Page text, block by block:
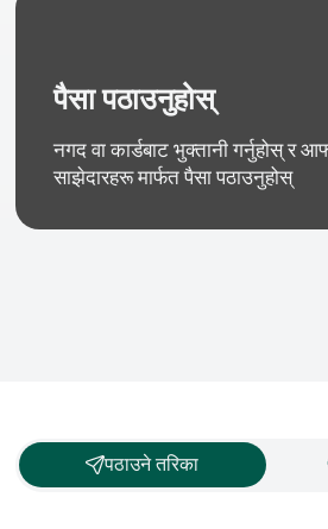
पैसा पठाउनुहोस्
नगद वा कार्डबाट भुक्तानी गर्नुहोस् र
साझेदारहरू मार्फत पैसा पठाउनुहोस्
पठाउने तरिका